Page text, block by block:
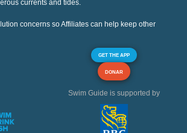
currents and tides.
concerns so Affiliates can help keep other
GET THE APP
DONAR
Swim Guide is supported by